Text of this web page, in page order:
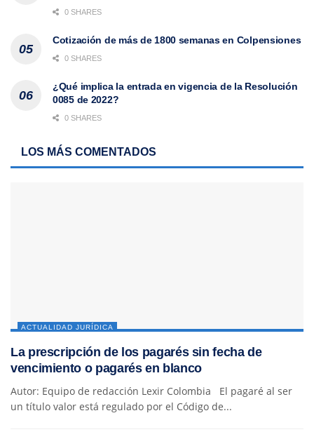
0 SHARES
Cotización de más de 1800 semanas en Colpensiones
0 SHARES
¿Qué implica la entrada en vigencia de la Resolución
0085 de 2022?
0 SHARES
LOS MÁS COMENTADOS
ACTUALIDAD JURÍDICA
La prescripción de los pagarés sin fecha de
vencimiento o pagarés en blanco
Autor: Equipo de redacción Lexir Colombia El pagaré al ser
un título valor está regulado por el Código de...